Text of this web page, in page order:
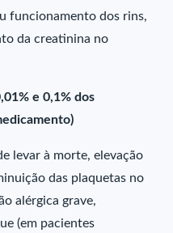
funcionamento dos rins,
da creatinina no
e 0,1% dos
levar à morte, elevação
das plaquetas no
alérgica grave,
(em pacientes